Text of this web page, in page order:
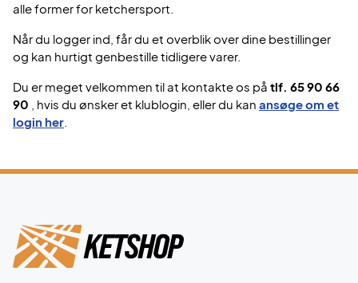
alle former for ketchersport.
Når du logger ind, får du et overblik over dine bestillinger
og kan hurtigt genbestille tidligere varer.
Du er meget velkommen til at kontakte os på tlf. 65 90 66
90
, hvis du ønsker et klublogin, eller du kan ansøge om et
login her